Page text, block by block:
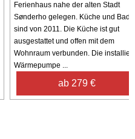
Ferienhaus nahe der alten Stadt
Sønderho gelegen. Küche und Bad
sind von 2011. Die Küche ist gut
ausgestattet und offen mit dem
Wohnraum verbunden. Die
Wärmepumpe ...
ab 279 €